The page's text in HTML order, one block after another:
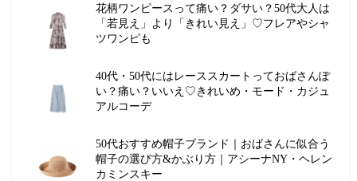
花柄ワンピースって痛い？ダサい？50代大人は
「若見え」より「きれい見え」♡フレアやシャ
ツワンピも
40代・50代にはレーススカートっておばさんぽ
い？痛い？いいえ♡きれいめ・モード・カジュ
アルコーデ
50代おすすめ帽子ブランド｜おばさんに似合う
帽子の選び方&かぶり方｜アシーナNY・ヘレン
カミンスキー